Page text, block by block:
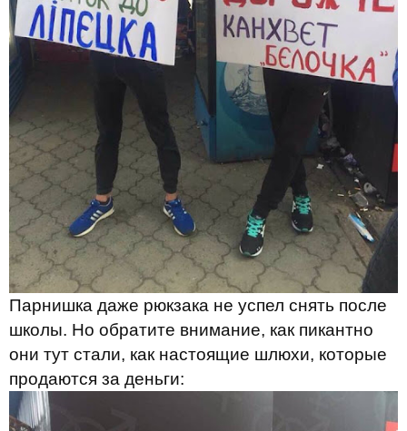
Парнишка даже рюкзака не успел снять после
школы. Но обратите внимание, как пикантно
они тут стали, как настоящие шлюхи, которые
продаются за деньги: